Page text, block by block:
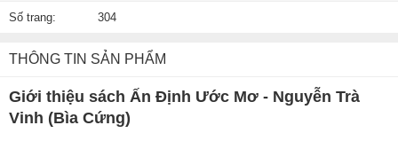
Số trang: 304
THÔNG TIN SẢN PHẨM
Giới thiệu sách Ấn Định Ước Mơ - Nguyễn Trà
Vinh (Bìa Cứng)